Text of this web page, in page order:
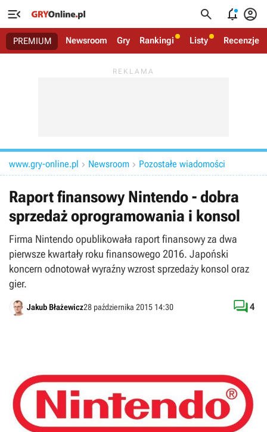
   
PREMIUM Newsroom Gry Rankingi Listy Recenzje
www.gry-online.pl  Newsroom  Pozostałe wiadomości
Raport finansowy Nintendo - dobra
sprzedaż oprogramowania i konsol
Firma Nintendo opublikowała raport finansowy za dwa
pierwsze kwartały roku finansowego 2016. Japoński
koncern odnotował wyraźny wzrost sprzedaży konsol oraz
gier.
Jakub Błażewicz28 października 2015 14:30 4